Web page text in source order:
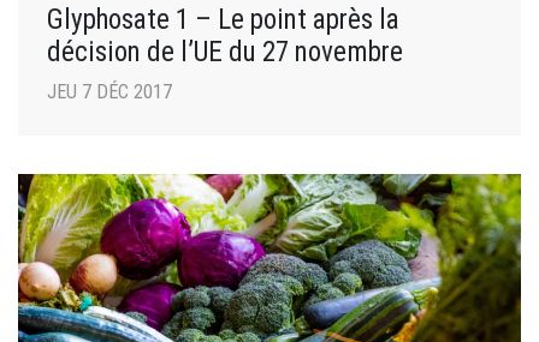
Glyphosate 1 – Le point après la
décision de l’UE du 27 novembre
JEU 7 DÉC 2017